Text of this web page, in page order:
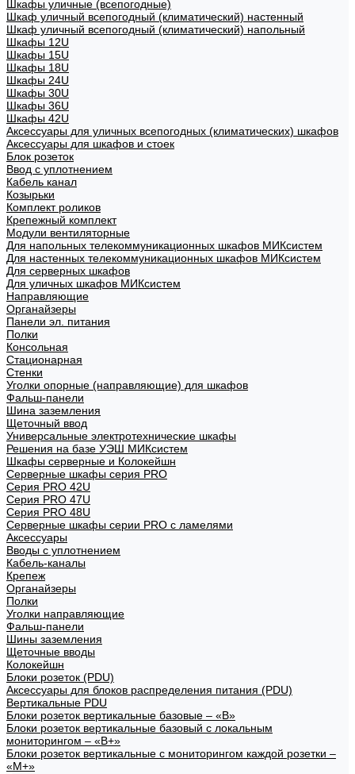
Шкафы уличные (всепогодные)
Шкаф уличный всепогодный (климатический) настенный
Шкаф уличный всепогодный (климатический) напольный
Шкафы 12U
Шкафы 15U
Шкафы 18U
Шкафы 24U
Шкафы 30U
Шкафы 36U
Шкафы 42U
Аксессуары для уличных всепогодных (климатических) шкафов
Аксессуары для шкафов и стоек
Блок розеток
Ввод с уплотнением
Кабель канал
Козырьки
Комплект роликов
Крепежный комплект
Модули вентиляторные
Для напольных телекоммуникационных шкафов МИКсистем
Для настенных телекоммуникационных шкафов МИКсистем
Для серверных шкафов
Для уличных шкафов МИКсистем
Направляющие
Органайзеры
Панели эл. питания
Полки
Консольная
Стационарная
Стенки
Уголки опорные (направляющие) для шкафов
Фальш-панели
Шина заземления
Щеточный ввод
Универсальные электротехнические шкафы
Решения на базе УЭШ МИКсистем
Шкафы серверные и Колокейшн
Серверные шкафы серия PRO
Серия PRO 42U
Серия PRO 47U
Серия PRO 48U
Серверные шкафы серии PRO с ламелями
Аксессуары
Вводы с уплотнением
Кабель-каналы
Крепеж
Органайзеры
Полки
Уголки направляющие
Фальш-панели
Шины заземления
Щеточные вводы
Колокейшн
Блоки розеток (PDU)
Аксессуары для блоков распределения питания (PDU)
Вертикальные PDU
Блоки розеток вертикальные базовые – «В»
Блоки розеток вертикальные базовый с локальным
мониторингом – «В+»
Блоки розеток вертикальные с мониторингом каждой розетки –
«М+»